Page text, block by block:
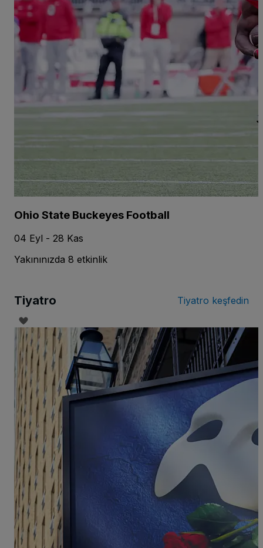
Ohio State Buckeyes Football
04 Eyl - 28 Kas
Yakınınızda 8 etkinlik
Tiyatro Tiyatro keşfedin